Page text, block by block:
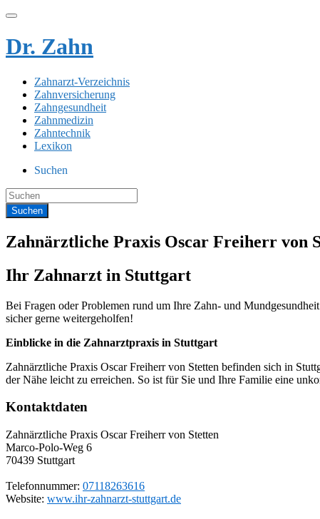
Dr. Zahn
Zahnarzt-Verzeichnis
Zahnversicherung
Zahngesundheit
Zahnmedizin
Zahntechnik
Lexikon
Suchen
Zahnärztliche Praxis Oscar Freiherr von
Ihr Zahnarzt in Stuttgart
Bei Fragen oder Problemen rund um Ihre Zahn- und
sicher gerne weitergeholfen!
Einblicke in die Zahnarztpraxis in Stuttgart
Zahnärztliche Praxis Oscar Freiherr von Stetten befinden sich in
der Nähe leicht zu erreichen. So ist für Sie und Ihre Familie eine
Kontaktdaten
Zahnärztliche Praxis Oscar Freiherr von Stetten
Marco-Polo-Weg 6
70439 Stuttgart
Telefonnummer: 07118263616
Website: www.ihr-zahnarzt-stuttgart.de